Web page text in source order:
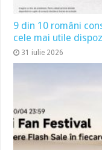
9 din 10 români
cele mai utile
31 iulie 2026